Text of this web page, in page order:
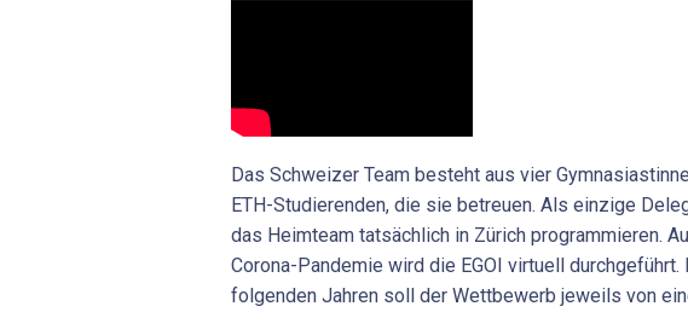
Das Schweizer Team besteht aus vier
ETH-Studierenden, die sie betreuen. Als einzige
das Heimteam tatsächlich in Zürich programmieren.
Corona-Pandemie wird die EGOI virtuell durchgeführt.
folgenden Jahren soll der Wettbewerb jeweils von